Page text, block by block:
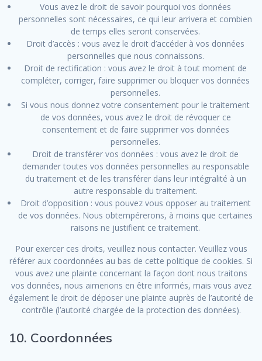
Vous avez le droit de savoir pourquoi vos données
personnelles sont nécessaires, ce qui leur arrivera et combien
de temps elles seront conservées.
Droit d’accès : vous avez le droit d’accéder à vos données
personnelles que nous connaissons.
Droit de rectification : vous avez le droit à tout moment de
compléter, corriger, faire supprimer ou bloquer vos données
personnelles.
Si vous nous donnez votre consentement pour le traitement
de vos données, vous avez le droit de révoquer ce
consentement et de faire supprimer vos données
personnelles.
Droit de transférer vos données : vous avez le droit de
demander toutes vos données personnelles au responsable
du traitement et de les transférer dans leur intégralité à un
autre responsable du traitement.
Droit d’opposition : vous pouvez vous opposer au traitement
de vos données. Nous obtempérerons, à moins que certaines
raisons ne justifient ce traitement.
Pour exercer ces droits, veuillez nous contacter. Veuillez vous
référer aux coordonnées au bas de cette politique de cookies. Si
vous avez une plainte concernant la façon dont nous traitons
vos données, nous aimerions en être informés, mais vous avez
également le droit de déposer une plainte auprès de l’autorité de
contrôle (l’autorité chargée de la protection des données).
10. Coordonnées